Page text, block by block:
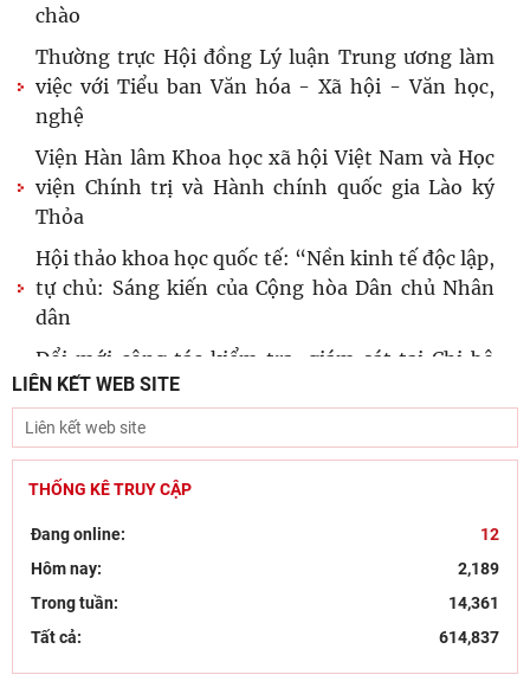
chào
Thường trực Hội đồng Lý luận Trung ương làm
việc với Tiểu ban Văn hóa - Xã hội - Văn học,
nghệ
Viện Hàn lâm Khoa học xã hội Việt Nam và Học
viện Chính trị và Hành chính quốc gia Lào ký
Thỏa
Hội thảo khoa học quốc tế: “Nền kinh tế độc lập,
tự chủ: Sáng kiến của Cộng hòa Dân chủ Nhân
dân
Đổi mới công tác kiểm tra, giám sát tại Chi bộ
Viện Nhà nước và Pháp luật: Gắn siết chặt kỷ
cương
Đẩy mạnh sáng tác văn học, nghệ thuật hướng
tới 80 năm Ngày Thương binh - Liệt sĩ
Chủ tịch Viện Hàn lâm Khoa học xã hội Việt Nam
thăm và làm việc tại Viện Khoa học Kinh tế và Xã
Dân chủ theo tư tưởng Hồ Chí Minh và sự vận
LIÊN KẾT WEB SITE
THỐNG KÊ TRUY CẬP
Đang online:
12
Hôm nay:
2,189
Trong tuần:
14,361
Tất cả:
614,837